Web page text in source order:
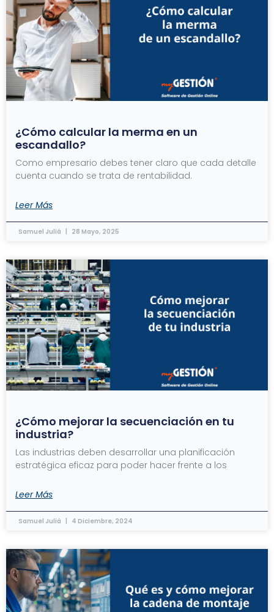
¿Cómo calcular la merma en un
escandallo?
Como empresario debes tener claro que cada detalle
cuenta cuando se trata de rentabilidad.
Leer Más
Samuel Juliá 28 Mayo, 2025
¿Cómo mejorar la secuenciación en tu
industria?
Las industrias deben desarrollar una planificación
estratégica eficaz para poder hacer frente a los
Leer Más
Samuel Juliá 4 Diciembre, 2024